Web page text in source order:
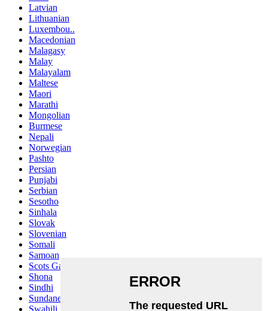
Latvian
Lithuanian
Luxembou..
Macedonian
Malagasy
Malay
Malayalam
Maltese
Maori
Marathi
Mongolian
Burmese
Nepali
Norwegian
Pashto
Persian
Punjabi
Serbian
Sesotho
Sinhala
Slovak
Slovenian
Somali
Samoan
Scots Gaelic
Shona
Sindhi
Sundanese